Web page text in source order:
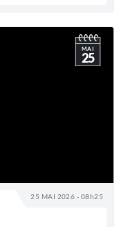
25 MAI 2026 - 08h25
MAI
25